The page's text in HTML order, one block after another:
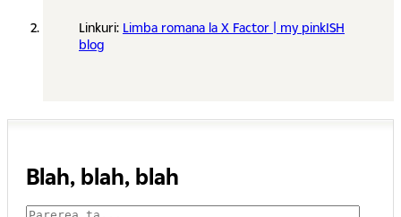
Linkuri: Limba romana la X Factor | my pinkISH
blog
Blah, blah, blah